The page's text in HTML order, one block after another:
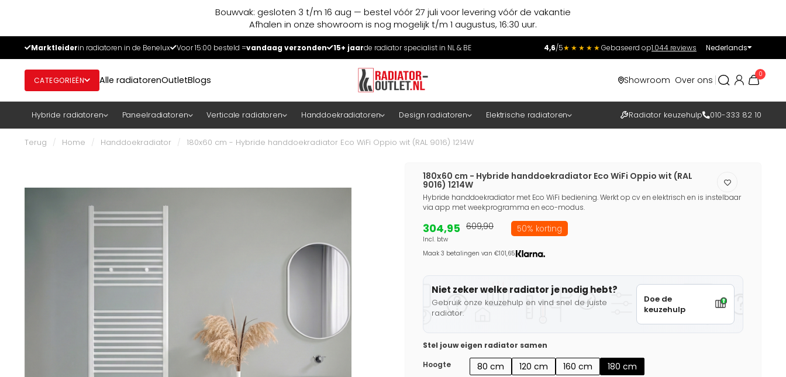
Bouwvak: gesloten 3 t/m 16 aug — bestel vóór 27 juli voor levering vóór de vakantie
Afhalen in onze showroom is nog mogelijk t/m 1 augustus, 16:30 uur.
Marktleiderin radiatoren in de Benelux Voor 15:00 besteld =vandaag verzonden 15+ jaarde radiator specialist in NL & BE 4,6/5★★★★★Gebaseerd op1.044 reviews Nederlands
CATEGORIEËN Alle radiatorenOutletBlogs Showroom Over ons
0
Hybride radiatoren Paneelradiatoren Verticale radiatoren Handdoekradiatoren Design radiatoren Elektrische radiatoren Radiator keuzehulp 010-333 82 10
Terug / Home / Handdoekradiator / 180x60 cm - Hybride handdoekradiator Eco WiFi Oppio wit (RAL 9016) 1214W
180x60 cm - Hybride handdoekradiator Eco WiFi Oppio wit (RAL
9016) 1214W
Hybride handdoekradiator met Eco WiFi bediening. Werkt op cv en elektrisch en is instelbaar
via app met weekprogramma en eco-modus.
304,95
Incl. btw
609,90 50% korting
Maak 3 betalingen van €101,65.
Niet zeker welke radiator je nodig hebt?
Gebruik onze keuzehulp en vind snel de juiste
radiator.
Doe de
keuzehulp
Stel jouw eigen radiator samen
Hoogte
80 cm 120 cm 160 cm 180 cm